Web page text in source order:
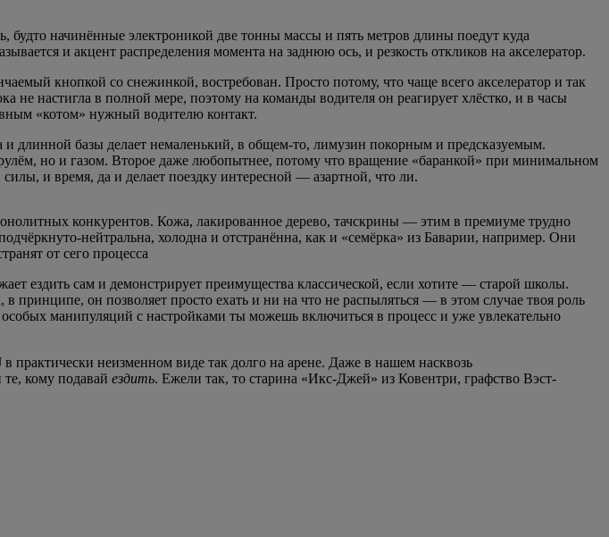
будто начинённые электроникой две тонны массы и пять метров длины поедут куда
и акцент распределения момента на заднюю ось, и резкость откликов на акселератор.
кнопкой со снежинкой, востребован. Просто потому, что чаще всего акселератор и так
не настигла в полной мере, поэтому на команды водителя он реагирует хлёстко, и в часы
«котом» нужный водителю контакт.
и длинной базы делает немаленький, в общем-то, лимузин покорным и предсказуемым.
но и газом. Второе даже любопытнее, потому что вращение «баранкой» при минимальном
и время, да и делает поездку интересной — азартной, что ли.
конкурентов. Кожа, лакированное дерево, тачcкрины — этим в премиуме трудно
нейтральна, холодна и отстранённа, как и «семёрка» из Баварии, например. Они
от сего процесса
ездить сам и демонстрирует преимущества классической, если хотите — старой школы.
принципе, он позволяет просто ехать и ни на что не распыляться — в этом случае твоя роль
манипуляций с настройками ты можешь включиться в процесс и уже увлекательно
практически неизменном виде так долго на арене. Даже в нашем насквозь
кому подавай ездить. Ежели так, то старина «Икс-Джей» из Ковентри, графство Вэст-